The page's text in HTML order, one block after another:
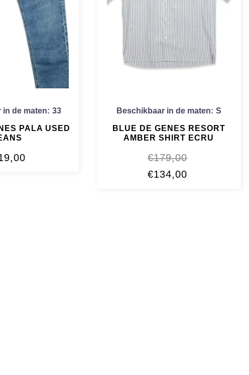
in de maten: 33
PALA USED
Beschikbaar in de maten: S
BLUE DE GENES RESORT
AMBER SHIRT ECRU
€179,00
Oorspronkelijke
€134,00